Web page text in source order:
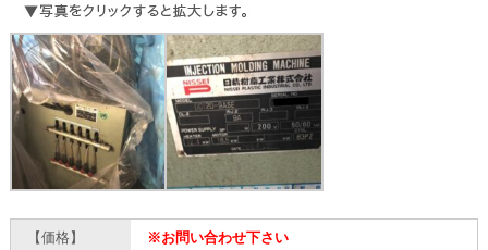
【価格】 ※お問い合わせ下さい